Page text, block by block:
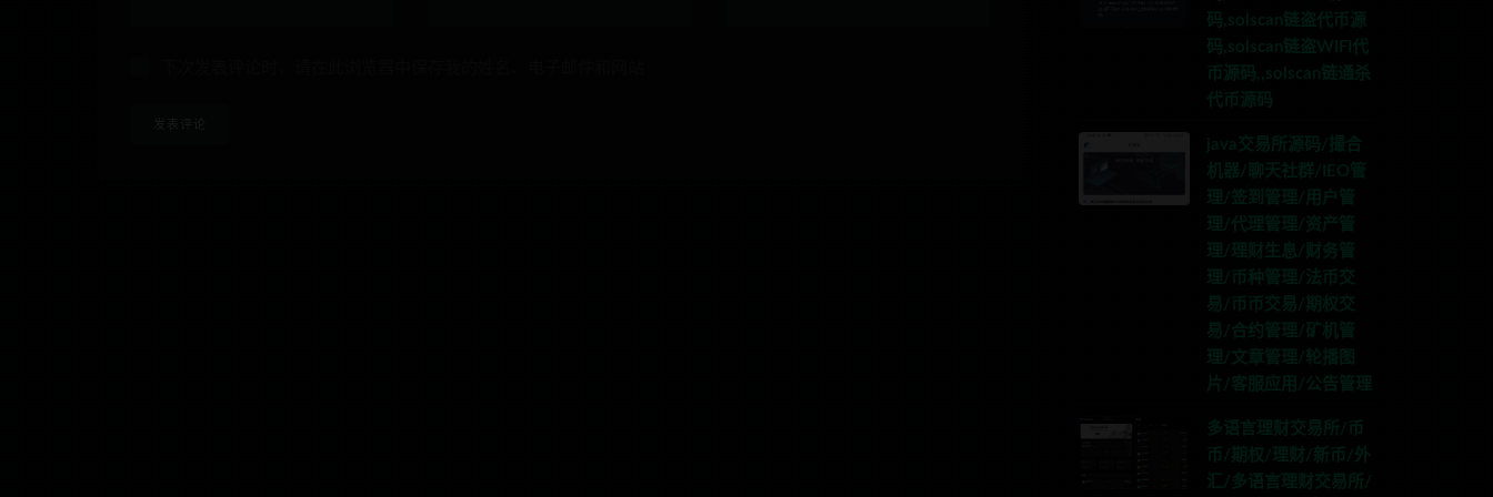
码,solscan链盗代币源
码,solscan链盗WIFI代
币源码,,solscan链通杀
代币源码
java交易所源码/撮合
机器/聊天社群/IEO管
理/签到管理/用户管
理/代理管理/资产管
理/理财生息/财务管
理/币种管理/法币交
易/币币交易/期权交
易/合约管理/矿机管
理/文章管理/轮播图
片/客服应用/公告管理
多语言理财交易所/币
币/期权/理财/新币/外
汇/多语言理财交易所/